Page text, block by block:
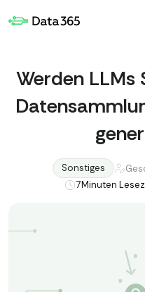
Werden LLMs
Sonstiges
7Minuten